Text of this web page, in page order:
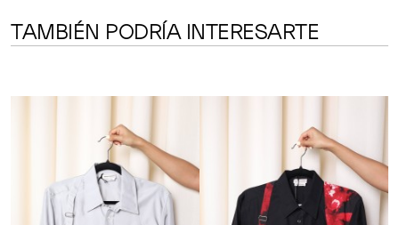
TAMBIÉN PODRÍA INTERESARTE